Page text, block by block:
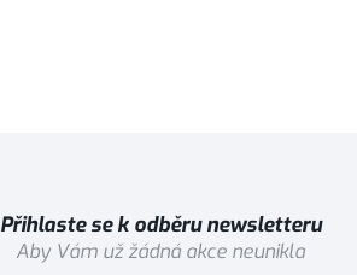
Přihlaste se k odběru newsletteru
Aby Vám už žádná akce neunikla